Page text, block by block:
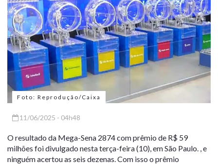
Foto: Reprodução/Caixa
11/06/2025 - 04h48
O resultado da Mega-Sena 2874 com prêmio de R$ 59
milhões foi divulgado nesta terça-feira (10), em São Paulo. , e
ninguém acertou as seis dezenas. Com isso o prêmio